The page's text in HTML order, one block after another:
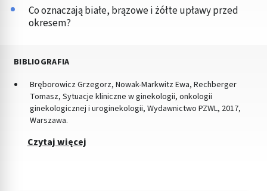
Co oznaczają białe, brązowe i żółte upławy przed
okresem?
BIBLIOGRAFIA
Bręborowicz Grzegorz, Nowak-Markwitz Ewa, Rechberger
Tomasz, Sytuacje kliniczne w ginekologii, onkologii
ginekologicznej i uroginekologii, Wydawnictwo PZWL, 2017,
Warszawa.
Czytaj więcej